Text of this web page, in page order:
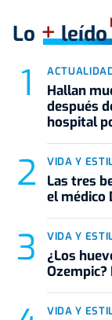
Lo +leído
Hallan
después
hospital
VIDA Y
Las tres
el médico
VIDA Y
¿Los
Ozempic?
VIDA Y